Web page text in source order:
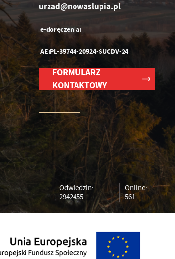
urzad@nowaslupia.pl
e-doręczenia:
AE:PL-39744-20924-SUCDV-24
FORMULARZ
KONTAKTOWY
Odwiedzin:
2942455
Online:
561